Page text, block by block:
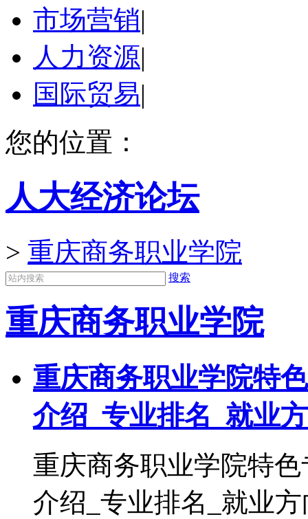
市场营销|
人力资源|
国际贸易|
您的位置：
人大经济论坛
> 重庆商务职业学院
搜索
重庆商务职业学院
重庆商务职业学院特
介绍_专业排名_就业
重庆商务职业学院特
介绍_专业排名_就业